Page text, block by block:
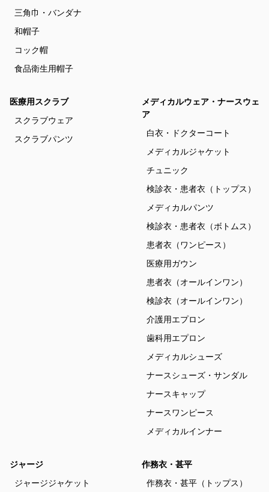
三角巾・バンダナ
和帽子
コック帽
食品衛生用帽子
医療用スクラブ
スクラブウェア
スクラブパンツ
メディカルウェア・ナースウェ
ア
白衣・ドクターコート
メディカルジャケット
チュニック
検診衣・患者衣（トップス）
メディカルパンツ
検診衣・患者衣（ボトムス）
患者衣（ワンピース）
医療用ガウン
患者衣（オールインワン）
検診衣（オールインワン）
介護用エプロン
歯科用エプロン
メディカルシューズ
ナースシューズ・サンダル
ナースキャップ
ナースワンピース
メディカルインナー
ジャージ
ジャージジャケット
作務衣・甚平
作務衣・甚平（トップス）